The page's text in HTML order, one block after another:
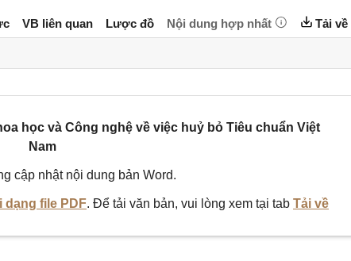
VB liên quan Lược đồ Nội dung hợp nhất Tải về
học và Công nghệ về việc huỷ bỏ Tiêu chuẩn Việt
Nam
cập nhật nội dung bản Word.
file PDF. Để tải văn bản, vui lòng xem tại tab Tải về